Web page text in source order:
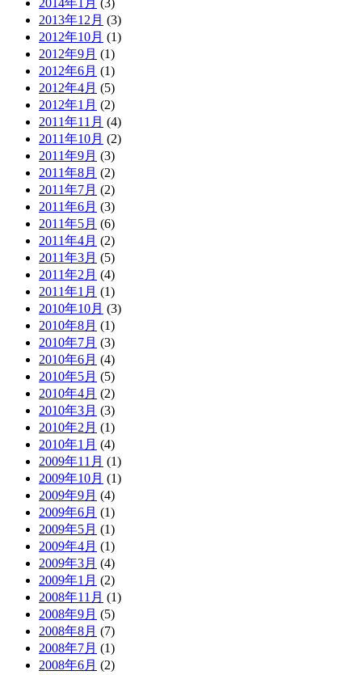
2014年1月 (3)
2013年12月 (3)
2012年10月 (1)
2012年9月 (1)
2012年6月 (1)
2012年4月 (5)
2012年1月 (2)
2011年11月 (4)
2011年10月 (2)
2011年9月 (3)
2011年8月 (2)
2011年7月 (2)
2011年6月 (3)
2011年5月 (6)
2011年4月 (2)
2011年3月 (5)
2011年2月 (4)
2011年1月 (1)
2010年10月 (3)
2010年8月 (1)
2010年7月 (3)
2010年6月 (4)
2010年5月 (5)
2010年4月 (2)
2010年3月 (3)
2010年2月 (1)
2010年1月 (4)
2009年11月 (1)
2009年10月 (1)
2009年9月 (4)
2009年6月 (1)
2009年5月 (1)
2009年4月 (1)
2009年3月 (4)
2009年1月 (2)
2008年11月 (1)
2008年9月 (5)
2008年8月 (7)
2008年7月 (1)
2008年6月 (2)